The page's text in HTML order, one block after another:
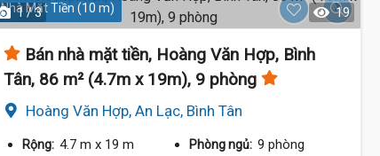
Nhà Mặt Tiền (10 m)
1 / 3 19
Bán nhà mặt tiền, Hoàng Văn Hợp, Bình
Tân, 86 m² (4.7m x 19m), 9 phòng
Hoàng Văn Hợp, An Lạc, Bình Tân
Rộng: 4.7 m x 19 m Phòng ngủ: 9 phòng